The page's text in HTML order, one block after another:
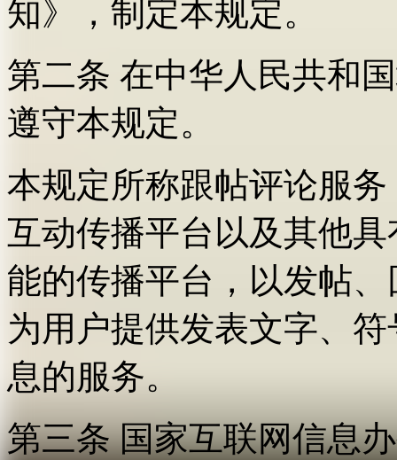
知》，制定本规定。
第二条 在中华人民共和
遵守本规定。
本规定所称跟帖评论服
互动传播平台以及其他
能的传播平台，以发帖
为用户提供发表文字、
息的服务。
第三条 国家互联网信息